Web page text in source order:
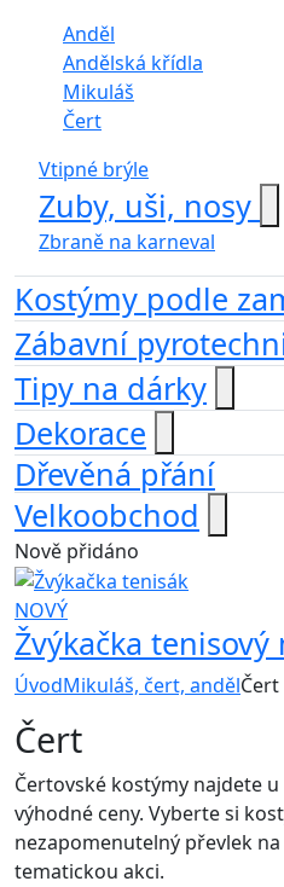
Anděl
Andělská křídla
Mikuláš
Čert
Vtipné brýle
Zuby, uši, nosy
Zbraně na karneval
Kostýmy podle
Zábavní
Tipy na dárky
Dekorace
Dřevěná přání
Velkoobchod
Nově přidáno
NOVÝ
Žvýkačka tenisový
ÚvodMikuláš, čert, andělČert
Čert
Čertovské kostýmy najdete
výhodné ceny. Vyberte si
nezapomenutelný převlek
tematickou akci.